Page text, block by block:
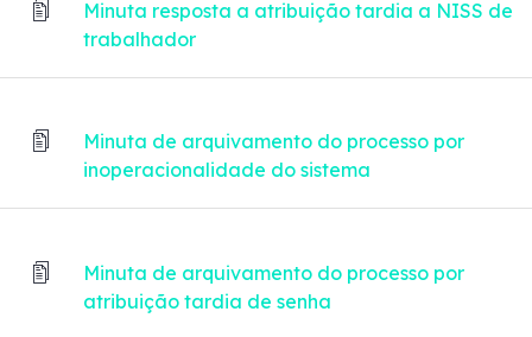
Minuta resposta a atribuição tardia a NISS de
trabalhador
Minuta de arquivamento do processo por
inoperacionalidade do sistema
Minuta de arquivamento do processo por
atribuição tardia de senha